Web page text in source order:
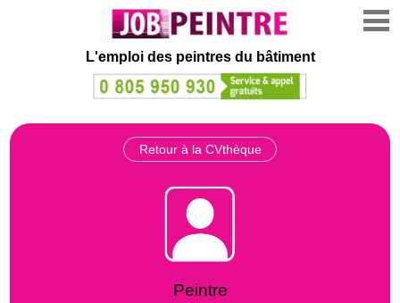
L'emploi des peintres du bâtiment
Retour à la CVthèque
Peintre